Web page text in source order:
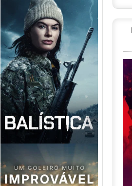
Balística Torrent (2025) WEB-
DL 1080p Dual Áudio